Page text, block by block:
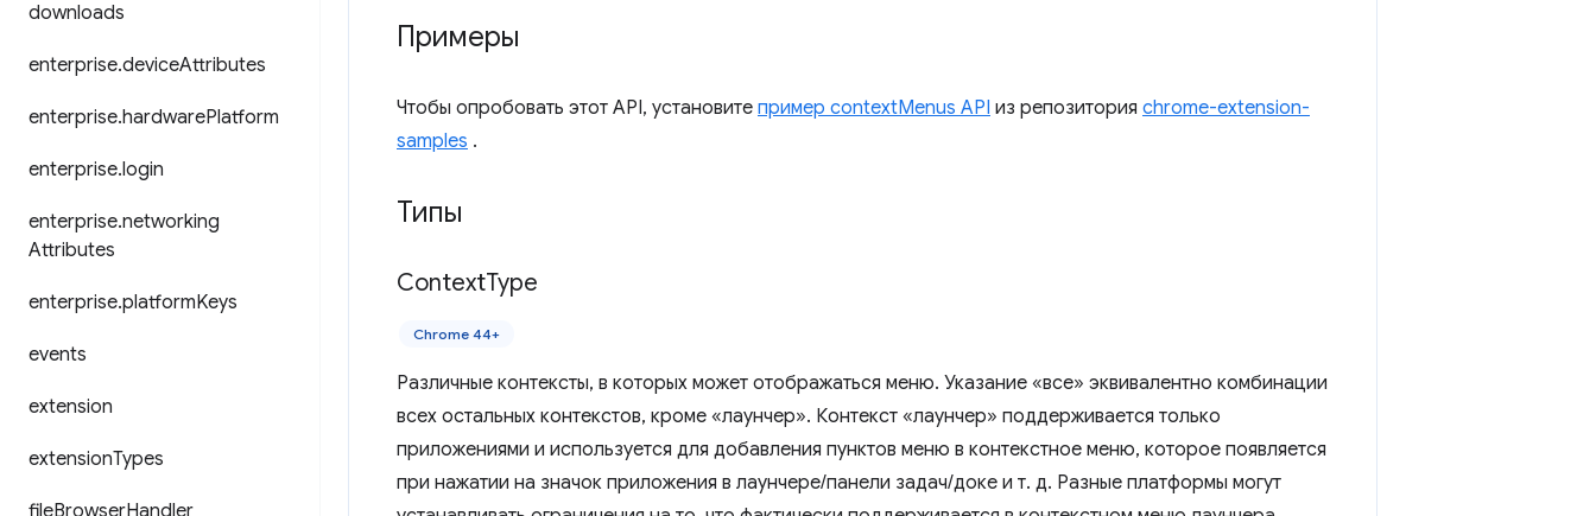
downloads
enterprise.deviceAttributes
enterprise.hardwarePlatform
enterprise.login
enterprise.networking
Attributes
enterprise.platformKeys
events
extension
extensionTypes
fileBrowserHandler
Примеры
Чтобы опробовать этот API, установите пример contextMenus API из репозитория chrome-extension-
samples .
Типы
ContextType
Chrome 44+
Различные контексты, в которых может отображаться меню. Указание «все» эквивалентно комбинации
всех остальных контекстов, кроме «лаунчер». Контекст «лаунчер» поддерживается только
приложениями и используется для добавления пунктов меню в контекстное меню, которое появляется
при нажатии на значок приложения в лаунчере/панели задач/доке и т. д. Разные платформы могут